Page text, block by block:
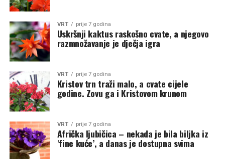
VRT prije 7 godina
Uskršnji kaktus raskošno cvate, a njegovo
razmnožavanje je dječja igra
VRT prije 7 godina
Kristov trn traži malo, a cvate cijele
godine. Zovu ga i Kristovom krunom
VRT prije 7 godina
Afrička ljubičica – nekada je bila biljka iz
‘fine kuće’, a danas je dostupna svima